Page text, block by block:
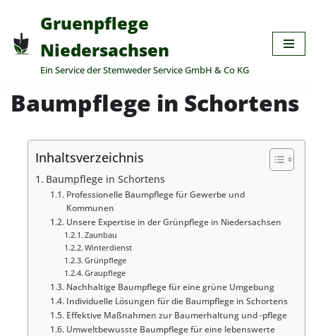
Zum
Inhalt
springen
Gruenpflege
Niedersachsen
Ein Service der Stemweder Service GmbH & Co KG
Baumpflege in Schortens
Inhaltsverzeichnis
Baumpflege in Schortens
Professionelle Baumpflege für Gewerbe und
Kommunen
Unsere Expertise in der Grünpflege in Niedersachsen
Zaunbau
Winterdienst
Grünpflege
Graupflege
Nachhaltige Baumpflege für eine grüne Umgebung
Individuelle Lösungen für die Baumpflege in Schortens
Effektive Maßnahmen zur Baumerhaltung und -pflege
Umweltbewusste Baumpflege für eine lebenswerte